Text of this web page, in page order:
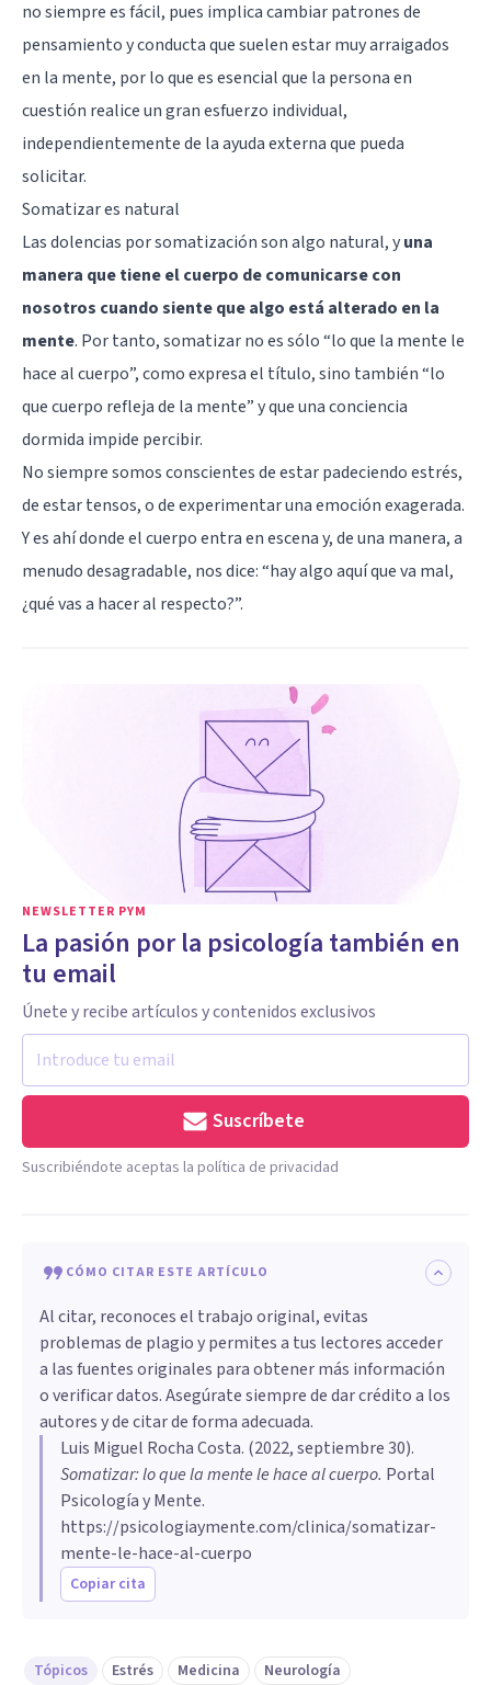
no siempre es fácil, pues implica cambiar patrones de
pensamiento y conducta que suelen estar muy arraigados
en la mente, por lo que es esencial que la persona en
cuestión realice un gran esfuerzo individual,
independientemente de la ayuda externa que pueda
solicitar.
Somatizar es natural
Las dolencias por somatización son algo natural, yuna
manera que tiene el cuerpo de comunicarse con
nosotros cuando siente que algo está alterado en la
mente. Por tanto, somatizar no es sólo “lo que la mente le
hace al cuerpo”, como expresa el título, sino también “lo
que cuerpo refleja de la mente” y que una conciencia
dormida impide percibir.
No siempre somos conscientes de estar padeciendo estrés,
de estar tensos, o de experimentar una emoción exagerada.
Y es ahí donde el cuerpo entra en escena y, de una manera, a
menudo desagradable, nos dice: “hay algo aquí que va mal,
¿qué vas a hacer al respecto?”.
NEWSLETTER PYM
La pasión por la psicología también en
tu email
Únete y recibe artículos y contenidos exclusivos
Suscríbete
Suscribiéndote aceptas la política de privacidad
CÓMO CITAR ESTE ARTÍCULO
Al citar, reconoces el trabajo original, evitas
problemas de plagio y permites a tus lectores acceder
a las fuentes originales para obtener más información
o verificar datos. Asegúrate siempre de dar crédito a los
autores y de citar de forma adecuada.
Luis Miguel Rocha Costa. (2022, septiembre 30).
Somatizar: lo que la mente le hace al cuerpo. Portal
Psicología y Mente.
https://psicologiaymente.com/clinica/somatizar-
mente-le-hace-al-cuerpo
Copiar cita
Tópicos Estrés Medicina Neurología